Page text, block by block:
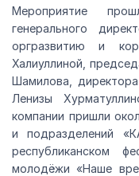
Мероприятие
генерального
оргразвитию и
Халиуллиной,
Шамилова,
Ленизы
компании пришли
и подразделений
республиканском
молодёжи «Наше